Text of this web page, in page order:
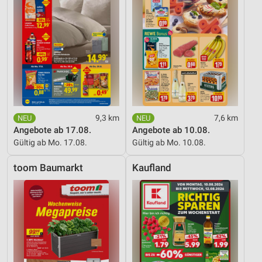
9,3 km
Angebote ab 17.08.
Gültig ab Mo. 17.08.
7,6 km
Angebote ab 10.08.
Gültig ab Mo. 10.08.
toom Baumarkt Kaufland